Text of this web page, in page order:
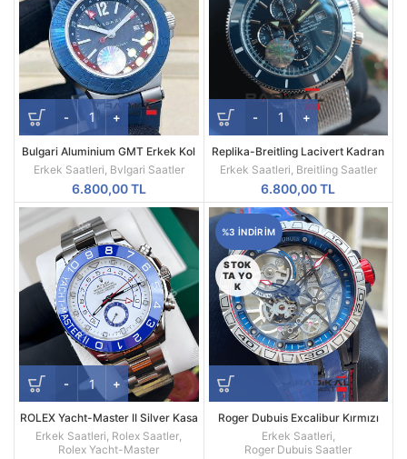
Bulgari Aluminium GMT Erkek Kol
Saati
Erkek Saatleri Bvlgari Saatler
6.800,00TL
Replika-Breitling Lacivert Kadran
Hasır Kordon Kol Saati
Erkek Saatleri Breitling Saatler
6.800,00TL
ROLEX Yacht-Master II Silver Kasa
Beyaz Kadran 44MM Erkek Saati
Erkek Saatleri, Rolex Saatler,
Rolex Yacht-Master
%3 INDIRIM
STOK
TA YO
K
Roger Dubuis Excalibur Kırmızı
Spider Pirelli Replika Erkek Saati
Erkek Saatleri,
Roger Dubuis Saatler